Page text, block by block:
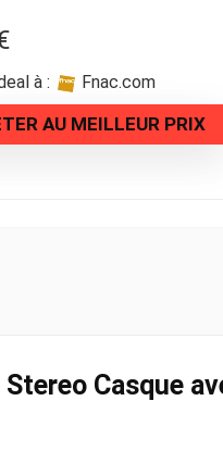
à : fnac.com
AU MEILLEUR PRIX
Casque